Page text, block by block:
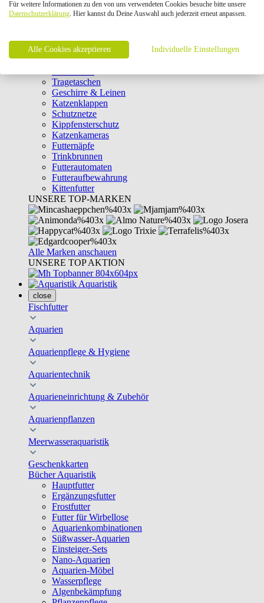
Intelligenzspielzeug
Laserpointer & Elektrospielzeug
Clicker & Target Sticks für Katzen
Weiteres Katzenspielzeug
Transportboxen
Tragetaschen
Geschirre & Leinen
Katzenklappen
Schutznetze
Kippfensterschutz
Katzenkameras
Futternäpfe
Trinkbrunnen
Futterautomaten
Futteraufbewahrung
Kittenfutter
UNSERE TOP-MARKEN
Alle Marken anschauen
UNSERE TOP AKTION
Aquaristik
close
Fischfutter
Aquarien
Aquarienpflege & Hygiene
Aquarientechnik
Aquarieneinrichtung & Zubehör
Aquarienpflanzen
Meerwasseraquaristik
Geschenkkarten
Bücher Aquaristik
Hauptfutter
Ergänzungsfutter
Frostfutter
Futter für Wirbellose
Aquarienkombinationen
Süßwasser-Aquarien
Einsteiger-Sets
Nano-Aquarien
Aquarien-Möbel
Wasserpflege
Algenbekämpfung
Für weitere Informationen zu den von uns verwendeten Cookies besuche bitte unsere
Datenschutzerklärung. Hier kannst du Deine Auswahl auch jederzeit erneut anpassen.
Alle Cookies akzeptieren Individuelle Einstellungen